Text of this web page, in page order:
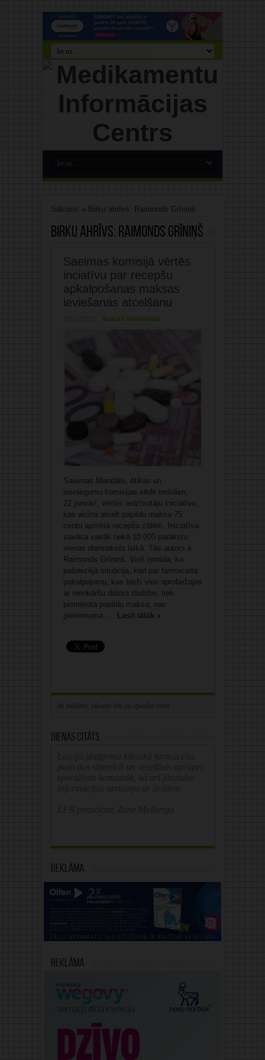
Sākums » Birku ahrīvs: Raimonds Grīniņš
Birku ahrīvs: Raimonds Grīniņš
Saeimas komisijā vērtēs
inciatīvu par recepšu
apkalpošanas maksas
ieviešanas atcelšanu
Rakstīt komentāru
Saeimas Mandātu, ētikas un
iesniegumu komisijas sēdē trešdien,
22.janvārī, vērtēs iedzīvotāju iniciatīvu,
kas aicina atcelt papildu maksu 75
centu apmērā recepšu zālēm. Iniciatīva
savāca vairāk nekā 10 000 parakstu
vienas diennaksts laikā. Tās autors ir
Raimonds Grīniņš. Viņš norāda, ka
pašreizējā situācija, kad par farmaceita
pakalpojumu, kas bieži vien aprobežojas
ar vienkāršu datora darbību, tiek
piemērota papildu maksa, nav
pieņemama. ... Lasīt tālāk »
Dienas citāts
Reklāma
Reklāma